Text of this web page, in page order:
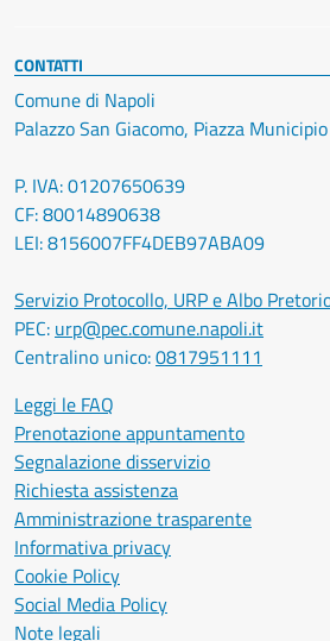
CONTATTI
Comune di Napoli
Palazzo San Giacomo, Piazza
P. IVA: 01207650639
CF: 80014890638
LEI: 8156007FF4DEB97ABA09
Servizio Protocollo, URP e Albo
PEC: urp@pec.comune.napoli.it
Centralino unico:0817951111
Leggi le FAQ
Prenotazione appuntamento
Segnalazione disservizio
Richiesta assistenza
Amministrazione trasparente
Informativa privacy
Cookie Policy
Social Media Policy
Note legali